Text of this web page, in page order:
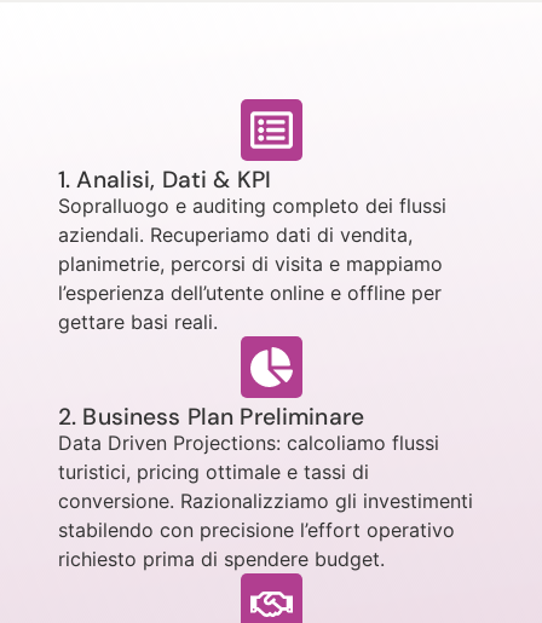
1. Analisi, Dati & KPI
Sopralluogo e auditing completo dei flussi
aziendali. Recuperiamo dati di vendita,
planimetrie, percorsi di visita e mappiamo
l’esperienza dell’utente online e offline per
gettare basi reali.
2. Business Plan Preliminare
Data Driven Projections: calcoliamo flussi
turistici, pricing ottimale e tassi di
conversione. Razionalizziamo gli investimenti
stabilendo con precisione l’effort operativo
richiesto prima di spendere budget.